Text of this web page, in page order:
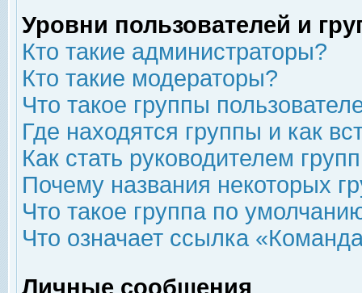
Уровни пользователей и
Кто такие администраторы?
Кто такие модераторы?
Что такое группы
Где находятся группы и как
Как стать руководителем
Почему названия некоторых
Что такое группа по
Что означает ссылка
Личные сообщения